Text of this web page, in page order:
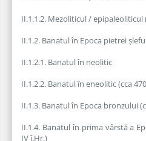
II.1.1.2. Mezoliticul / epipaleoliticul
II.1.2. Banatul în Epoca pietrei
II.1.2.1. Banatul în neolitic
II.1.2.2. Banatul în eneolitic (cca
II.1.3. Banatul în Epoca bronzului
II.1.4. Banatul în prima vârstă a
IV î.Hr.)